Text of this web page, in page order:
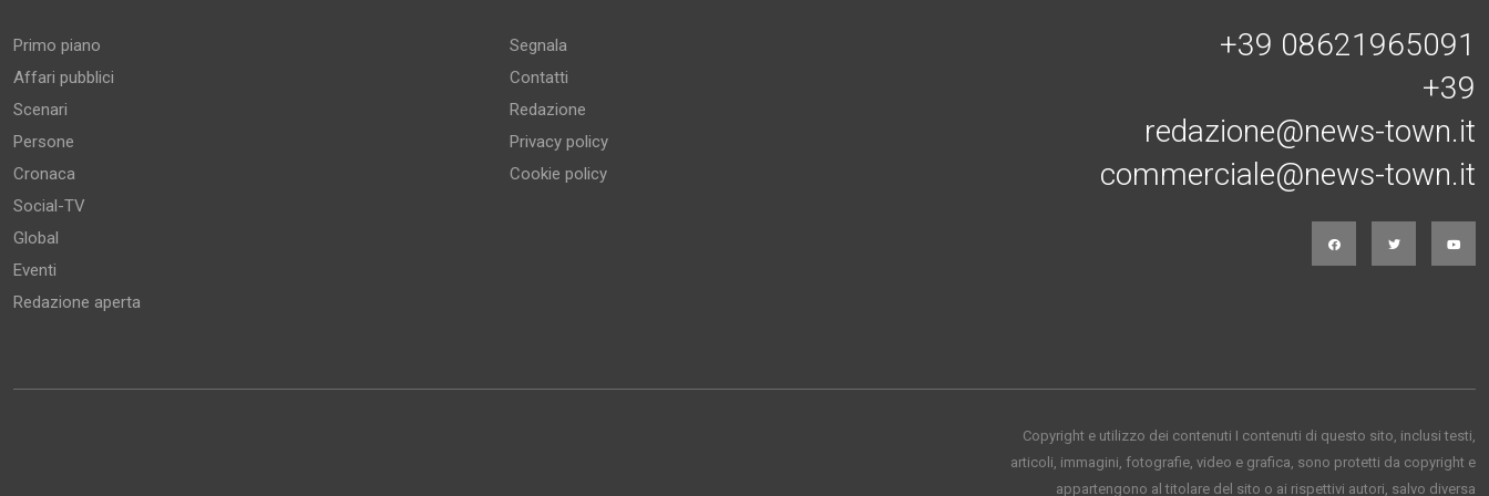
Primo piano
Affari pubblici
Scenari
Persone
Cronaca
Social-TV
Global
Eventi
Redazione aperta
Segnala
Contatti
Redazione
Privacy policy
Cookie policy
+39 08621965091
+39
redazione@news-town.it
commerciale@news-town.it
Copyright e utilizzo dei contenuti I contenuti di questo sito, inclusi testi,
articoli, immagini, fotografie, video e grafica, sono protetti da copyright e
appartengono al titolare del sito o ai rispettivi autori, salvo diversa